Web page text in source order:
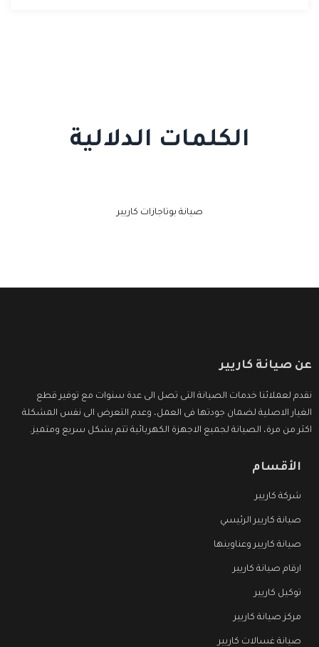
الكلمات الدلالية
صيانة بوتاجازات كاريير
عن صيانة كاريير
نقدم لعملائنا خدمات الصيانة التى تصل الى عدة سنوات مع توفير قطع
الغيار الاصلية لضمان جودتها فى العمل، وعدم التعرض الى نفس المشكلة
اكثر من مرة، الصيانة لجميع الاجهزة الكهربائية تتم بشكل سريع ومتميز.
الأقسام
شركة كاريير
صيانة كاريير الرئيسي
صيانة كاريير وعناوينها
ارقام صيانة كاريير
توكيل كاريير
مركز صيانة كاريير
صيانة غسالات كاريير